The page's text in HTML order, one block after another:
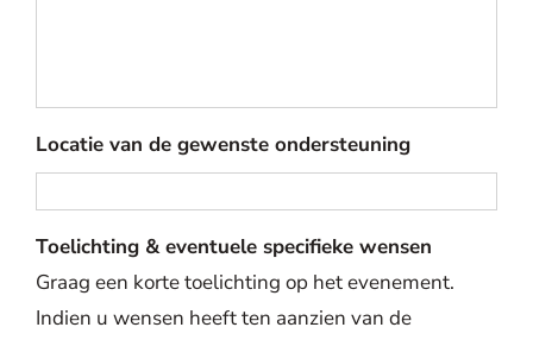
Locatie van de gewenste ondersteuning
Toelichting & eventuele specifieke wensen
Graag een korte toelichting op het evenement.
Indien u wensen heeft ten aanzien van de